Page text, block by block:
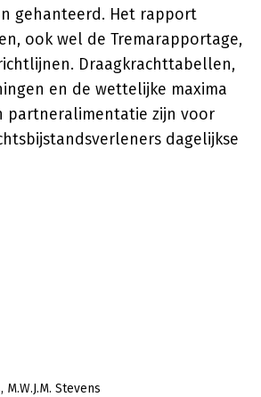
gehanteerd. Het rapport
ook wel de Tremarapportage,
Draagkrachttabellen,
en de wettelijke maxima
partneralimentatie zijn voor
dagelijkse
M.W.J.M. Stevens